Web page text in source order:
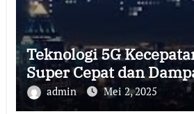
Teknologi 5G
Super Cepat dan
admin Mei 2, 2025